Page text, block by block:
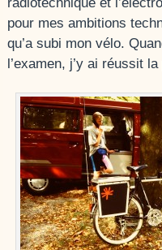
pour mes ambitions
qu’a subi mon vélo.
l’examen, j’y ai réussit